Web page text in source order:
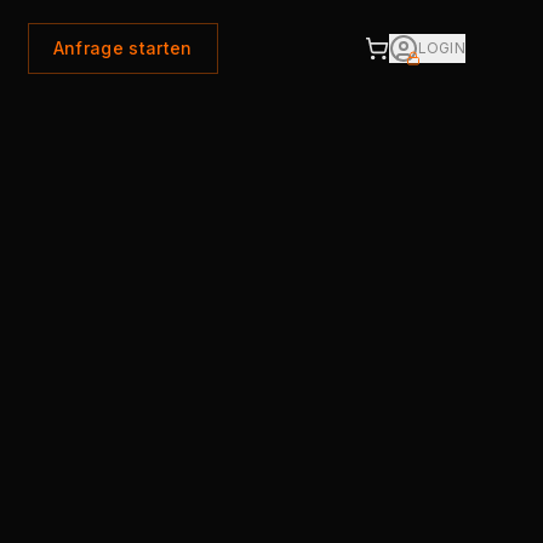
Anfrage starten LOGIN